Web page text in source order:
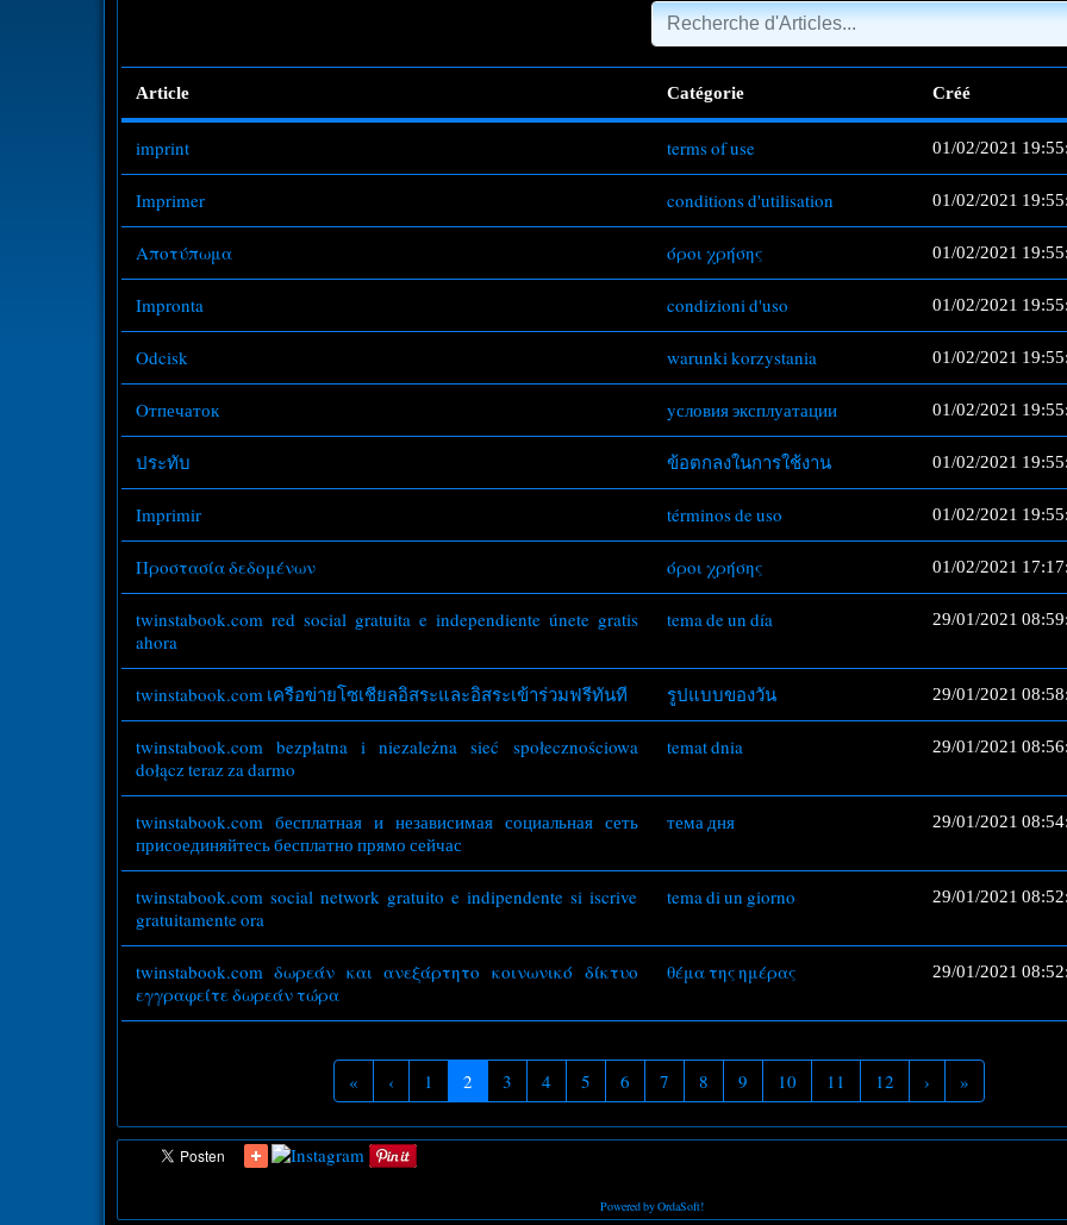
Article Catégorie Créé
imprint terms of use 01/02/2021
Imprimer conditions d'utilisation 01/02/2021
Αποτύπωμα όροι χρήσης 01/02/2021
Impronta condizioni d'uso 01/02/2021
Odcisk warunki korzystania 01/02/2021
Oтпечаток yсловия эксплуатации 01/02/2021
ประทับ ข้อตกลงในการใช้งาน 01/02/2021
Imprimir términos de uso 01/02/2021
Προστασία δεδομένων όροι χρήσης 01/02/2021
twinstabook.com red social gratuita e independiente únete gratis
ahora
tema de un día 29/01/2021
twinstabook.com เครือข่ายโซเชียลอิสระและอิสระเข้าร่วมฟรีทันที รูปแบบของวัน 29/01/2021
twinstabook.com bezpłatna i niezależna sieć społecznościowa
dołącz teraz za darmo
temat dnia 29/01/2021
twinstabook.com бесплатная и независимая социальная сеть
присоединяйтесь бесплатно прямо сейчас
тема дня 29/01/2021
twinstabook.com social network gratuito e indipendente si iscrive
gratuitamente ora
tema di un giorno 29/01/2021
twinstabook.com δωρεάν και ανεξάρτητο κοινωνικό δίκτυο
εγγραφείτε δωρεάν τώρα
θέμα της ημέρας 29/01/2021
« ‹ 1 2 3 4 5 6 7 8 9 10 11 12 › »
Powered by OrdaSoft!